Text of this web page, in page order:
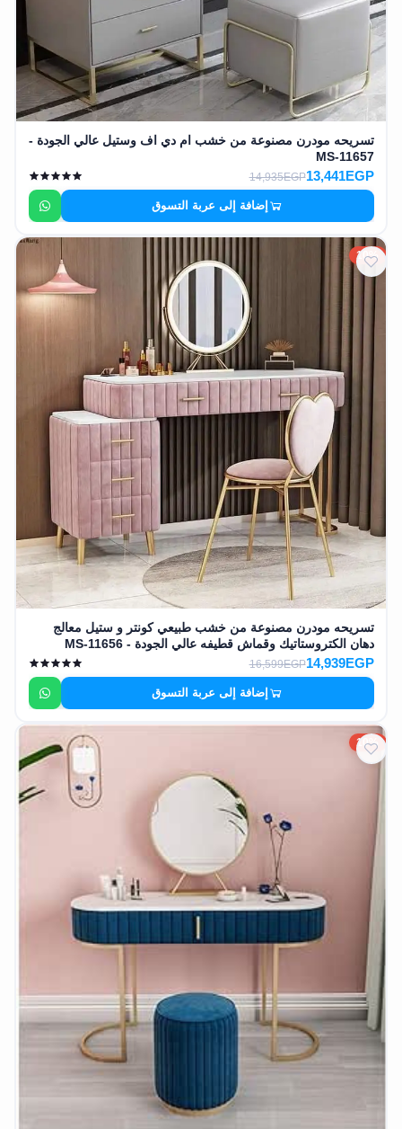
تسريحه مودرن مصنوعة من خشب ام دي اف وستيل عالي الجودة -
MS-11657
13,441EGP
14,935EGP
إضافة إلى عربة التسوق
10%
تسريحه مودرن مصنوعة من خشب طبيعي كونتر و ستيل معالج
دهان الكتروستاتيك وقماش قطيفه عالي الجودة - MS-11656
14,939EGP
16,599EGP
إضافة إلى عربة التسوق
10%